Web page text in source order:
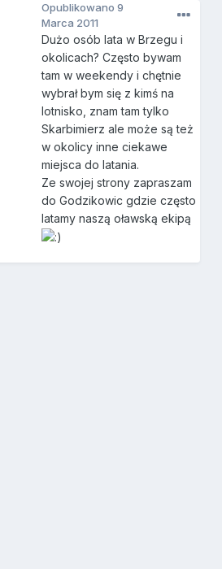
Opublikowano9
Marca 2011
Dużo osób lata w Brzegu i
okolicach? Często bywam
tam w weekendy i chętnie
wybrał bym się z kimś na
lotnisko, znam tam tylko
Skarbimierz ale może są też
w okolicy inne ciekawe
miejsca do latania.
Ze swojej strony zapraszam
do Godzikowic gdzie często
latamy naszą oławską ekipą